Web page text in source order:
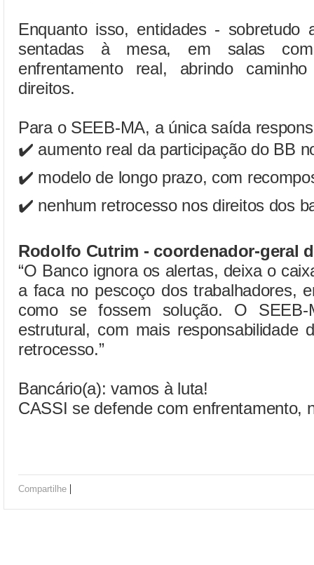
Enquanto isso, entidades - sobretudo
sentadas à mesa, em salas com
enfrentamento real, abrindo
direitos.
Para o SEEB-MA, a única saída
✔️ aumento real da participação do BB
✔️ modelo de longo prazo, com
✔️ nenhum retrocesso nos direitos dos
Rodolfo Cutrim - coordenador-geral
“O Banco ignora os alertas, deixa o
a faca no pescoço dos trabalhadores,
como se fossem solução. O
estrutural, com mais responsabilidade
retrocesso.”
Bancário(a): vamos à luta!
CASSI se defende com enfrentamento,
Compartilhe |